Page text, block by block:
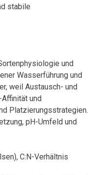
stabile
und
Wasserführung und
weil Austausch- und
und
Platzierungsstrategien.
pH-Umfeld und
C:N-Verhältnis